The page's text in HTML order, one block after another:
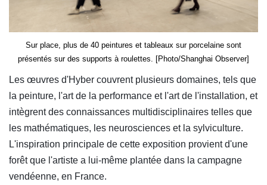
Sur place, plus de 40 peintures et tableaux sur porcelaine sont
présentés sur des supports à roulettes. [Photo/Shanghai Observer]
Les œuvres d'Hyber couvrent plusieurs domaines, tels que
la peinture, l'art de la performance et l'art de l'installation, et
intègrent des connaissances multidisciplinaires telles que
les mathématiques, les neurosciences et la sylviculture.
L'inspiration principale de cette exposition provient d'une
forêt que l'artiste a lui-même plantée dans la campagne
vendéenne, en France.